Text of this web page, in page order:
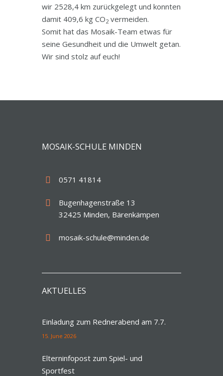
wir 2528,4 km zurückgelegt und konnten
damit 409,6 kg CO2 vermeiden.
Somit hat das Mosaik-Team etwas für
seine Gesundheit und die Umwelt getan.
Wir sind stolz auf euch!
MOSAIK-SCHULE MINDEN
0571 41814
Bugenhagenstraße 13
32425 Minden, Bärenkämpen
mosaik-schule@minden.de
AKTUELLES
Einladung zum Rednerabend am 7.7.
15. June 2026
Elterninfopost zum Spiel- und
Sportfest